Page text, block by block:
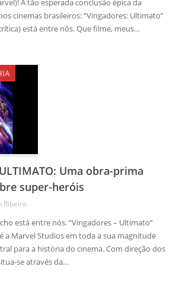
A tão esperada conclusão épica da
cinemas brasileiros: “Vingadores: Ultimato”
está entre nós. Que filme, meus…
Uma obra-prima
super-heróis
Ribeiro
está entre nós. “Vingadores – Ultimato”
a Marvel Studios em toda a sua magnitude
para a história do cinema. Com direção dos
se através da…